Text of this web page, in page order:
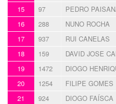
15 97 PEDRO
16 288 NUNO ROCHA
17 937 RUI CANELAS
18 159 DAVID JOSE
19 1472 DIOGO
20 1254 FILIPE GOMES
21 924 DIOGO FAÍSCA